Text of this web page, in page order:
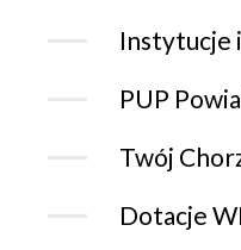
Instytucje
PUP
Twój
Dotacje